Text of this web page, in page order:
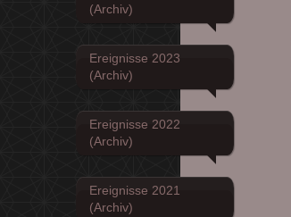
(Archiv)
Ereignisse 2023
(Archiv)
Ereignisse 2022
(Archiv)
Ereignisse 2021
(Archiv)